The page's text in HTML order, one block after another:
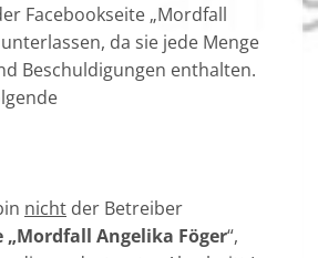
Facebookseite „Mordfall
da sie jede Menge
Beschuldigungen enthalten.
nicht der Betreiber
„Mordfall Angelika Föger“,